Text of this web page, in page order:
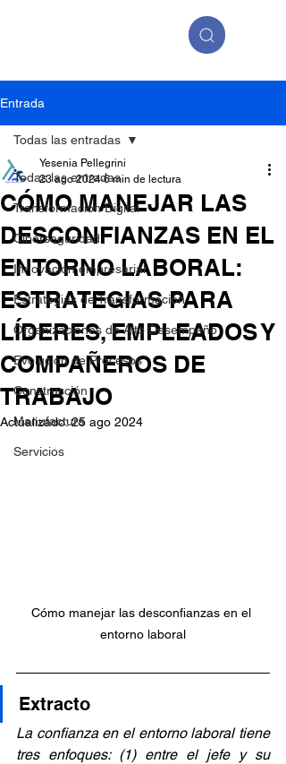
Entrada
Todas las entradas
Transformación Digital
Ciberseguridad
Innovación empresarial
Estrategias de Transformación
Organizaciones de Alto Desempeño
Evolución de Procesos
Construcción
Manufactura
Servicios
Todas las entradas
CÓMO MANEJAR LAS
DESCONFIANZAS EN EL
ENTORNO LABORAL:
ESTRATEGIAS PARA
LÍDERES, EMPLEADOS Y
COMPAÑEROS DE
TRABAJO
Yesenia Pellegrini
23 ago 2024 6 min de lectura
Actualizado:25 ago 2024
Cómo manejar las desconfianzas en el
entorno laboral
Extracto
La confianza en el entorno laboral tiene
tres enfoques: (1) entre el jefe y su